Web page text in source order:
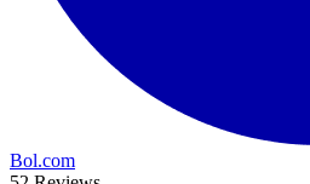
Bol.com